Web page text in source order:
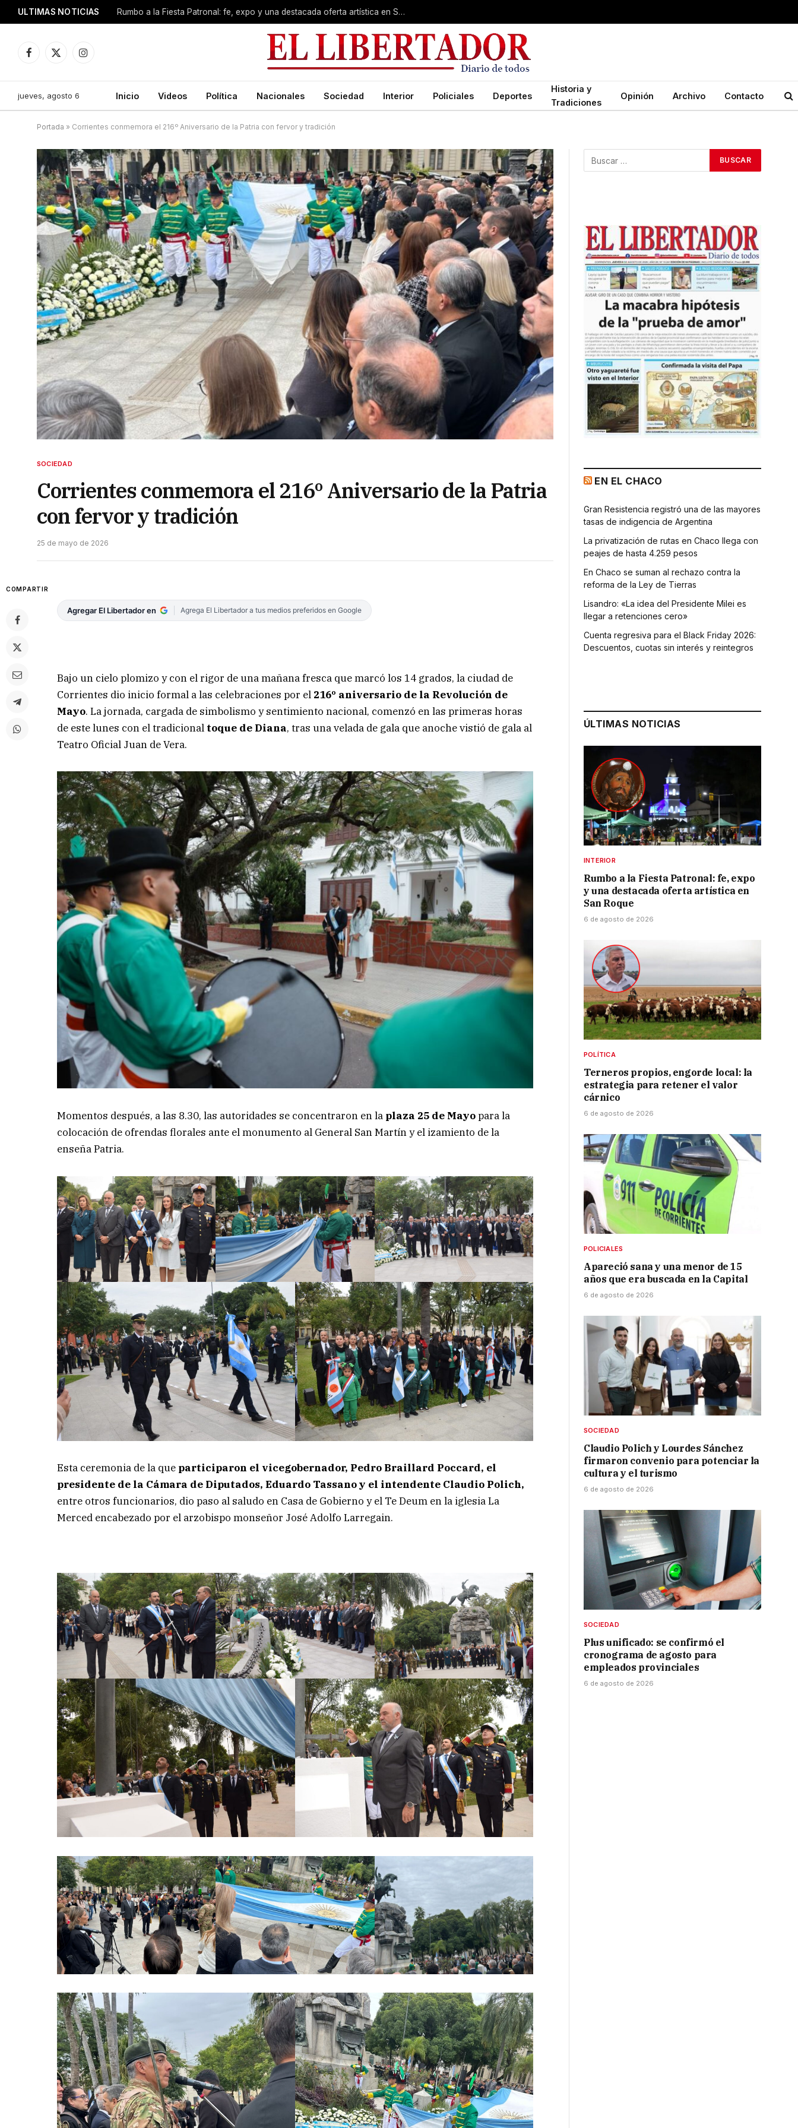
ULTIMAS NOTICIAS Rumbo a la Fiesta Patronal: fe, expo y una destacada oferta artística en San Roque
Facebook
X
Instagram
jueves, agosto 6 Inicio Videos Política Nacionales Sociedad Interior Policiales Deportes
Historia y
Tradiciones
Opinión Archivo Contacto
Portada » Corrientes conmemora el 216º Aniversario de la Patria con fervor y tradición
SOCIEDAD
Corrientes conmemora el 216º Aniversario de la Patria
con fervor y tradición
25 de mayo de 2026
COMPARTIR
Agregar El Libertador en Agrega El Libertador a tus medios preferidos en Google
Bajo un cielo plomizo y con el rigor de una mañana fresca que marcó los 14 grados, la ciudad de
Corrientes dio inicio formal a las celebraciones por el 216º aniversario de la Revolución de
Mayo. La jornada, cargada de simbolismo y sentimiento nacional, comenzó en las primeras horas
de este lunes con el tradicional toque de Diana, tras una velada de gala que anoche vistió de gala al
Teatro Oficial Juan de Vera.
Momentos después, a las 8.30, las autoridades se concentraron en la plaza 25 de Mayopara la
colocación de ofrendas florales ante el monumento al General San Martín y el izamiento de la
enseña Patria.
Esta ceremonia de la que participaron el vicegobernador, Pedro Braillard Poccard, el
presidente de la Cámara de Diputados, Eduardo Tassano y el intendente Claudio Polich,
entre otros funcionarios, dio paso al saludo en Casa de Gobierno y el Te Deum en la iglesia La
Merced encabezado por el arzobispo monseñor José Adolfo Larregain.
EN EL CHACO
Gran Resistencia registró una de las mayores
tasas de indigencia de Argentina
La privatización de rutas en Chaco llega con
peajes de hasta 4.259 pesos
En Chaco se suman al rechazo contra la
reforma de la Ley de Tierras
Lisandro: «La idea del Presidente Milei es
llegar a retenciones cero»
Cuenta regresiva para el Black Friday 2026:
Descuentos, cuotas sin interés y reintegros
ÚLTIMAS NOTICIAS
INTERIOR
Rumbo a la Fiesta Patronal: fe, expo
y una destacada oferta artística en
San Roque
6 de agosto de 2026
POLÍTICA
Terneros propios, engorde local: la
estrategia para retener el valor
cárnico
6 de agosto de 2026
POLICIALES
Apareció sana y una menor de 15
años que era buscada en la Capital
6 de agosto de 2026
SOCIEDAD
Claudio Polich y Lourdes Sánchez
firmaron convenio para potenciar la
cultura y el turismo
6 de agosto de 2026
SOCIEDAD
Plus unificado: se confirmó el
cronograma de agosto para
empleados provinciales
6 de agosto de 2026